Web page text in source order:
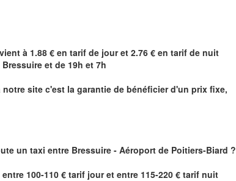
à 1.88 € en tarif de jour et 2.76 € en tarif de nuit
Bressuire et de 19h et 7h
notre sitec'est la garantie de bénéficier d'un prix fixe,
un taxi entre Bressuire - Aéroport de Poitiers-Biard ?
100-110 € tarif jour et entre 115-220 € tarif nuit